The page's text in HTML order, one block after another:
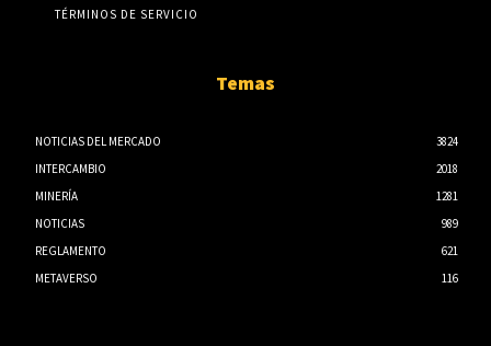
TÉRMINOS DE SERVICIO
Temas
NOTICIAS DEL MERCADO
3824
INTERCAMBIO
2018
MINERÍA
1281
NOTICIAS
989
REGLAMENTO
621
METAVERSO
116